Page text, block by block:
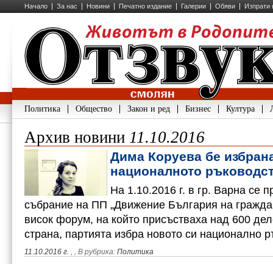
Начало За нас Новини Печатно издание Галерии Обяви Изпрати
Политика Общество Закон и ред Бизнес Култура
Архив новини 11.10.2016
Дима Коруева бе
националното
На 1.10.2016 г. в гр. Варна се
събрание на ПП „Движение България на
висок форум, на който присъстваха над 600
страна, партията избра новото си национално
11.10.2016 г. , , В рубрика: Политика